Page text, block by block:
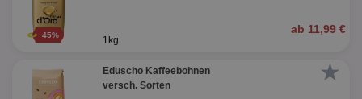
45% ab 11,99 €
1kg
★
Eduscho Kaffeebohnen
versch. Sorten